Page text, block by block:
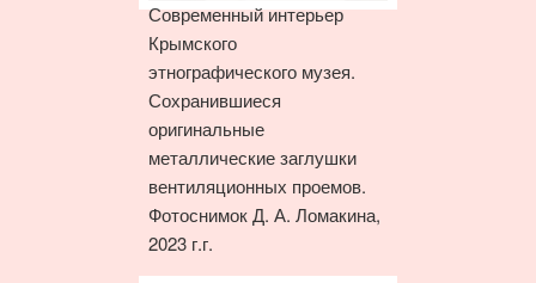
Современный интерьер
Крымского
этнографического музея.
Сохранившиеся
оригинальные
металлические заглушки
вентиляционных проемов.
Фотоснимок Д. А. Ломакина,
2023 г.г.